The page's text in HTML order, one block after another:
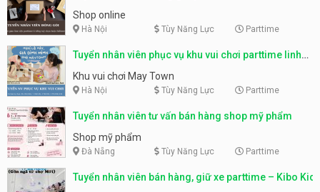
Shop online
Hà Nội Tùy Năng Lực Parttime
Tuyển nhân viên phục vụ khu vui chơi parttime linh
động
Khu vui chơi May Town
Hà Nội Tùy Năng Lực Parttime
Tuyển nhân viên tư vấn bán hàng shop mỹ phẩm
Shop mỹ phẩm
Đà Nẵng Tùy Năng Lực Parttime
Tuyển nhân viên bán hàng, giữ xe parttime – Kibo Kid